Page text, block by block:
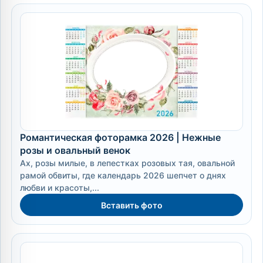
Романтическая фоторамка 2026 | Нежные
розы и овальный венок
Ах, розы милые, в лепестках розовых тая, овальной
рамой обвиты, где календарь 2026 шепчет о днях
любви и красоты,...
Вставить фото